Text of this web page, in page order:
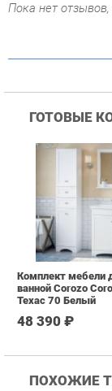
Комплект мебели
ванной Corozo
48 390 ₽
ПОХОЖИЕ